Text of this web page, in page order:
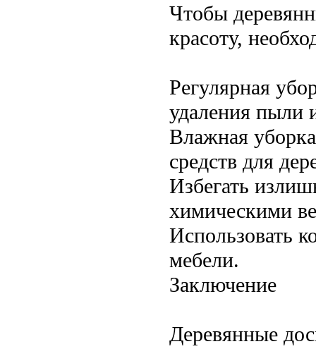
Чтобы
красоту,
Регулярная
удаления пыли
Влажная
средств для
Избегать
химическими
Использовать
мебели.
Заключение
Деревянные